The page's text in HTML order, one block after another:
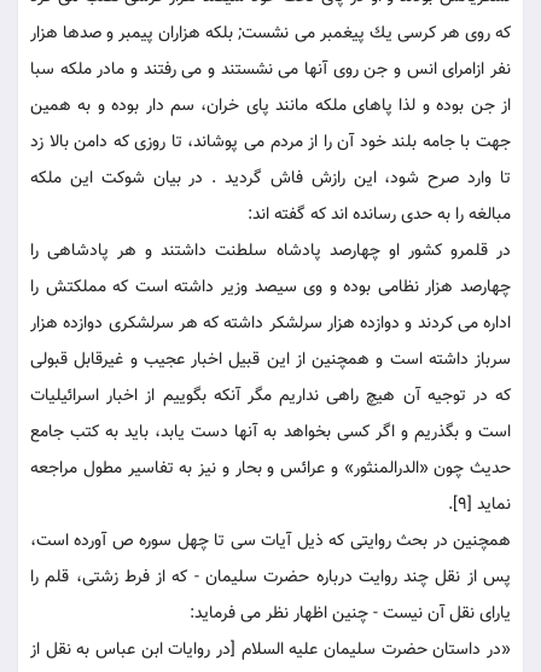
كه روى هر كرسى يك پيغمبر می نشست; بلكه هزاران پيمبر و صدها هزار
نفر ازامراى انس و جن روى آنها می نشستند و می رفتند و مادر ملكه سبا
از جن بوده و لذا پاهاى ملكه مانند پاى خران، سم دار بوده و به همين
جهت با جامه بلند خود آن را از مردم می پوشاند، تا روزى كه دامن بالا زد
تا وارد صرح شود، اين رازش فاش گرديد . در بيان شوكت اين ملكه
مبالغه را به حدى رسانده اند كه گفته اند:
در قلمرو كشور او چهارصد پادشاه سلطنت داشتند و هر پادشاهى را
چهارصد هزار نظامی بوده و وى سيصد وزير داشته است كه مملكتش را
اداره می كردند و دوازده هزار سرلشكر داشته كه هر سرلشكرى دوازده هزار
سرباز داشته است و همچنين از اين قبيل اخبار عجيب و غيرقابل قبولى
كه در توجيه آن هيچ راهى نداريم مگر آنكه بگوييم از اخبار اسرائيليات
است و بگذريم و اگر كسى بخواهد به آنها دست يابد، بايد به كتب جامع
حديث چون «الدرالمنثور» و عرائس و بحار و نيز به تفاسير مطول مراجعه
نمايد [9].
همچنين در بحث روايتى كه ذيل آيات سى تا چهل سوره ص آورده است،
پس از نقل چند روايت درباره حضرت سليمان - كه از فرط زشتى، قلم را
ياراى نقل آن نيست - چنين اظهار نظر می فرمايد:
«در داستان حضرت سليمان عليه السلام [در روايات ابن عباس به نقل از